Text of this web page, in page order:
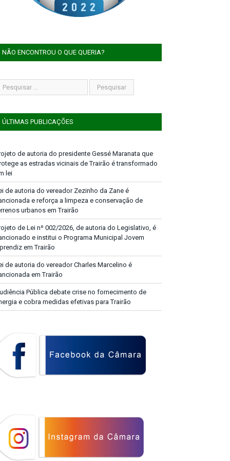
NÃO ENCONTROU O QUE QUERIA?
ÚLTIMAS PUBLICAÇÕES
de autoria do presidente Gessé Maranata que
as estradas vicinais de Trairão é transformado
lei
de autoria do vereador Zezinho da Zane é
e reforça a limpeza e conservação de
urbanos em Trairão
de Lei nº 002/2026, de autoria do Legislativo, é
e institui o Programa Municipal Jovem
em Trairão
de autoria do vereador Charles Marcelino é
em Trairão
Pública debate crise no fornecimento de
e cobra medidas efetivas para Trairão